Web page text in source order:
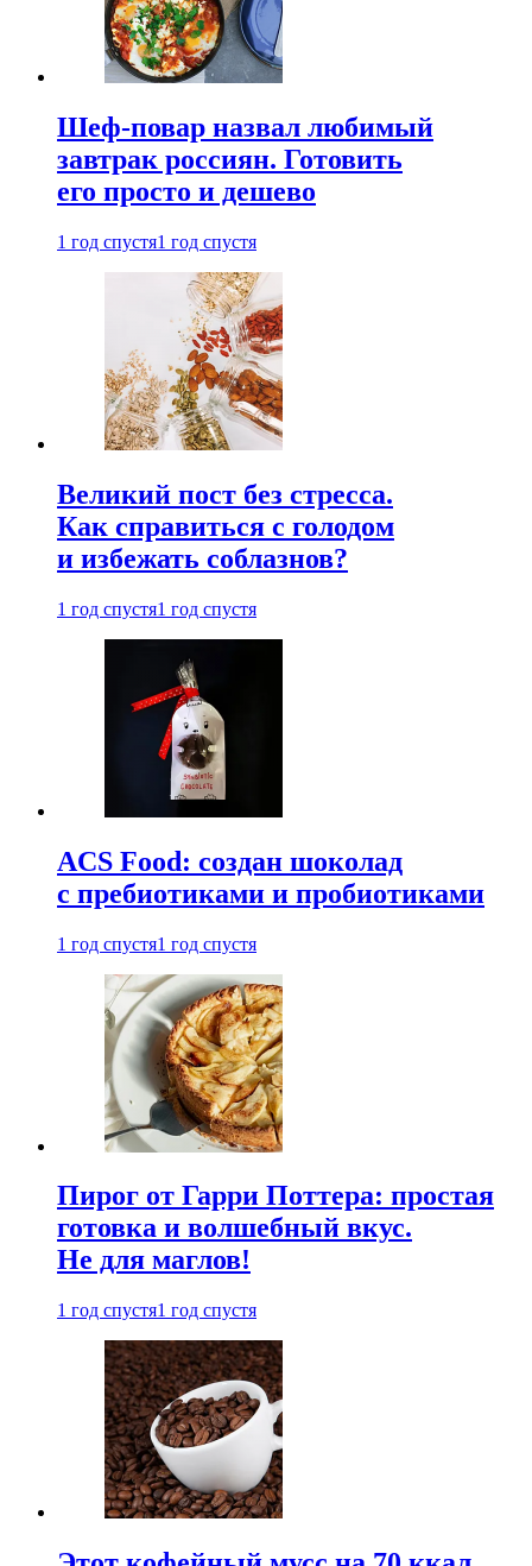
Шеф-повар назвал любимый
завтрак россиян. Готовить
его просто и дешево
1 год спустя1 год спустя
Великий пост без стресса.
Как справиться с голодом
и избежать соблазнов?
1 год спустя1 год спустя
ACS Food: создан шоколад
с пребиотиками и пробиотиками
1 год спустя1 год спустя
Пирог от Гарри Поттера: простая
готовка и волшебный вкус.
Не для маглов!
1 год спустя1 год спустя